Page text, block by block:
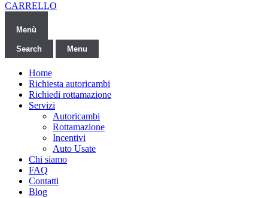
CARRELLO
Menù
Search Menu
Home
Richiesta autoricambi
Richiedi rottamazione
Servizi
Autoricambi
Rottamazione
Incentivi
Auto Usate
Chi siamo
FAQ
Contatti
Blog